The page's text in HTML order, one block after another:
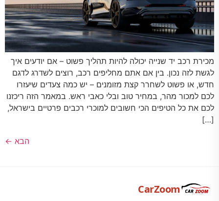
מכירת רכב יד שנייה יכולה להיות תהליך פשוט – אם יודעים איך
לגשת לזה נכון. בין אם אתם מחליפים רכב, רוצים לשדרג לדגם
חדש, או פשוט לשחרר קצת מזומנים – יש כמה צעדים שיעזרו
לכם למכור מהר, במחיר טוב ובלי כאבי ראש. במאמר הזה ריכזנו
לכם את כל הטיפים הכי חשובים למוכרי רכבים פרטיים בישראל,
[…]
הבא ←
CarZoom